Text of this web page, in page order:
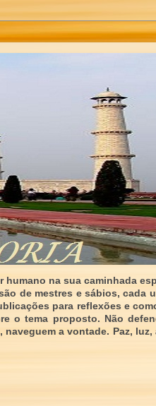
humano na sua caminhada
de mestres e sábios, cada
para reflexões e
o tema proposto. Não
a vontade. Paz, luz,